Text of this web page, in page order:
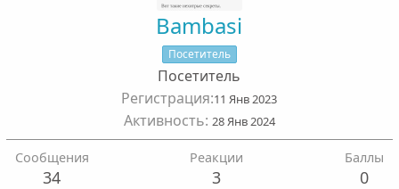
Bambasi
Посетитель
Посетитель
Регистрация 11 Янв 2023
Активность 28 Янв 2024
Сообщения
34
Реакции
3
Баллы
0